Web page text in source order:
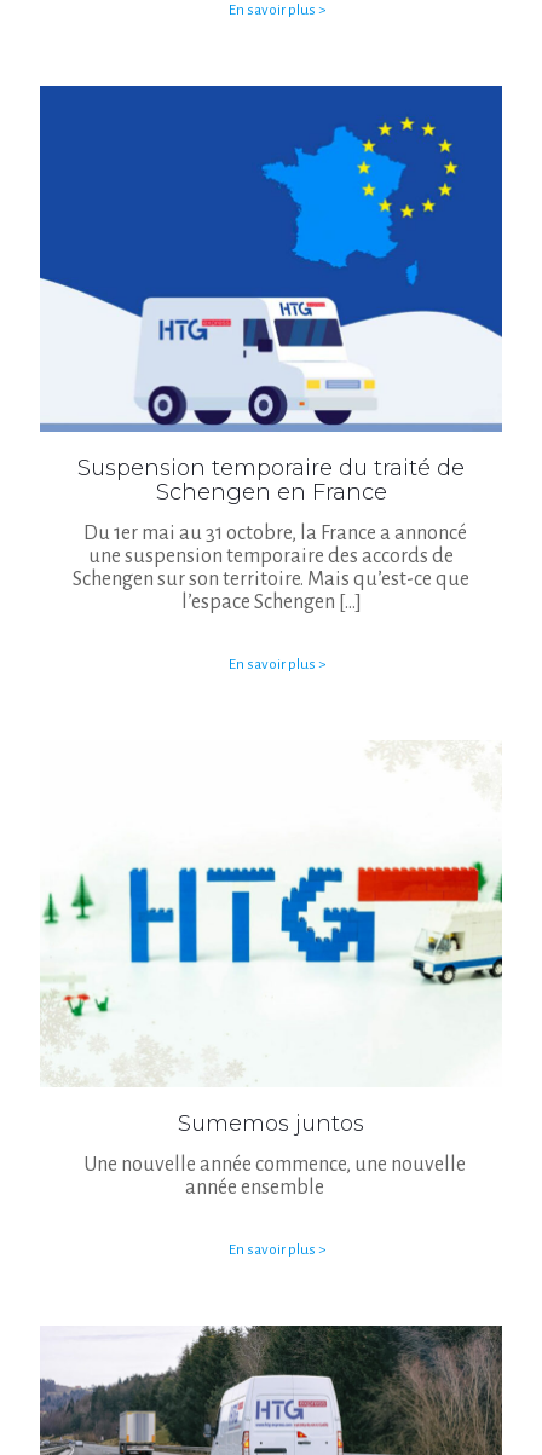
En savoir plus >
Suspension temporaire du traité de
Schengen en France
Du 1er mai au 31 octobre, la France a annoncé
une suspension temporaire des accords de
Schengen sur son territoire. Mais qu’est-ce que
l’espace Schengen […]
En savoir plus >
Sumemos juntos
Une nouvelle année commence, une nouvelle
année ensemble
En savoir plus >